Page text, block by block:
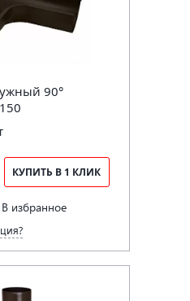
90°
КУПИТЬ В 1 КЛИК
В избранное